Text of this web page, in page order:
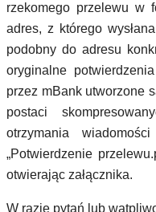
rzekomego przelewu w
adres, z którego
podobny do adresu
oryginalne
przez mBank utworzone
postaci
otrzymania
„Potwierdzenie
otwierając załącznika.
W razie pytań lub